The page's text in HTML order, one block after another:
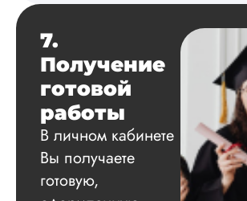
7.
Получение
готовой
работы
В личном кабинете
Вы получаете
готовую,